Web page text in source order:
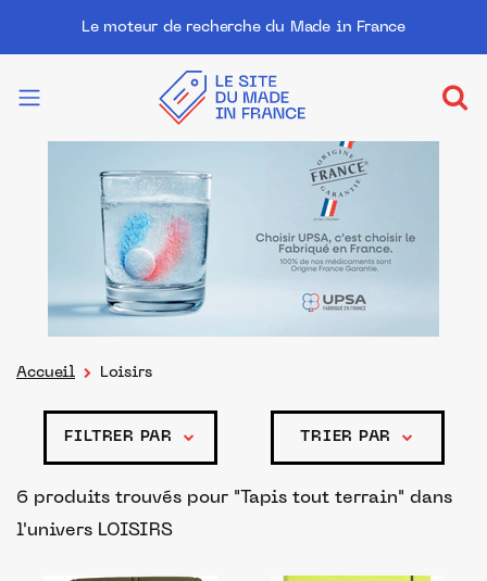
Le moteur de recherche du Made in France
Accueil Loisirs
FILTRER PAR TRIER PAR
6 produits trouvés pour "Tapis tout terrain" dans
l'univers LOISIRS